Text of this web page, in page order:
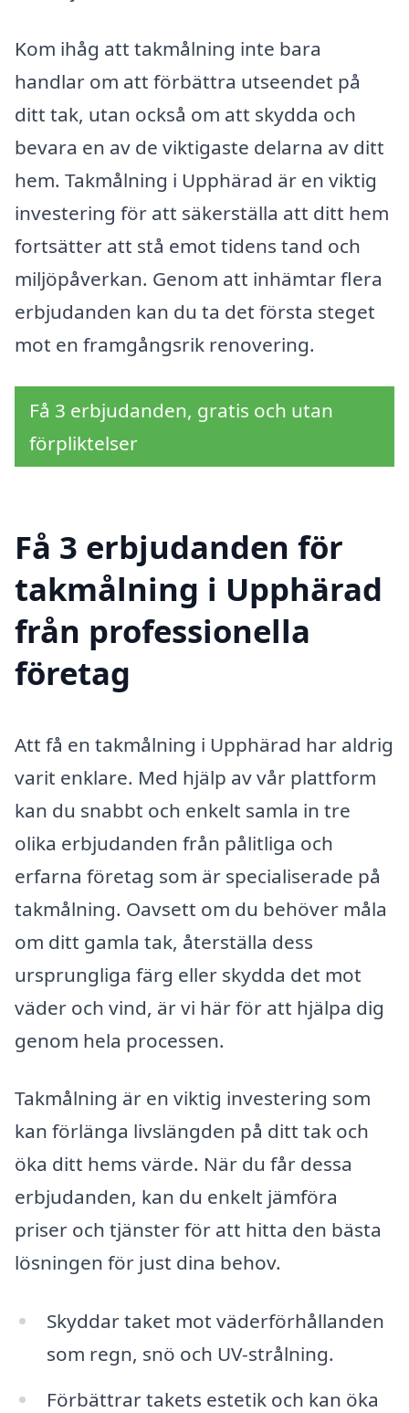
Kom ihåg att takmålning inte bara
handlar om att förbättra utseendet på
ditt tak, utan också om att skydda och
bevara en av de viktigaste delarna av ditt
hem. Takmålning i Upphärad är en viktig
investering för att säkerställa att ditt hem
fortsätter att stå emot tidens tand och
miljöpåverkan. Genom att inhämtar flera
erbjudanden kan du ta det första steget
mot en framgångsrik renovering.
Få 3 erbjudanden, gratis och utan
förpliktelser
Få 3 erbjudanden för
takmålning i Upphärad
från professionella
företag
Att få en takmålning i Upphärad har aldrig
varit enklare. Med hjälp av vår plattform
kan du snabbt och enkelt samla in tre
olika erbjudanden från pålitliga och
erfarna företag som är specialiserade på
takmålning. Oavsett om du behöver måla
om ditt gamla tak, återställa dess
ursprungliga färg eller skydda det mot
väder och vind, är vi här för att hjälpa dig
genom hela processen.
Takmålning är en viktig investering som
kan förlänga livslängden på ditt tak och
öka ditt hems värde. När du får dessa
erbjudanden, kan du enkelt jämföra
priser och tjänster för att hitta den bästa
lösningen för just dina behov.
Skyddar taket mot väderförhållanden
som regn, snö och UV-strålning.
Förbättrar takets estetik och kan öka